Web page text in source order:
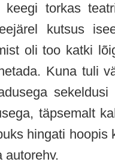
torkas
kutsus
oli too katki
Kuna tuli
täpsemalt
hingati hoopis
autorehv.